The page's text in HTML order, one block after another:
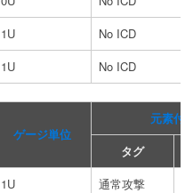
1U
No ICD
1U
No ICD
ゲージ単位
元素
タグ
1U 通常攻撃